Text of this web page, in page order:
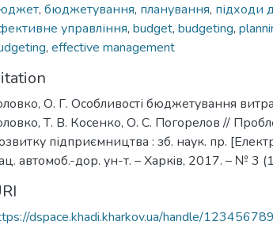
, бюджетування, планування, підходи
управління, budget, budgeting,
, effective management
О. Г. Особливості бюджетування
Т. В. Косенко, О. С. Погорелов //
підприємництва : зб. наук. пр.
автомоб.-дор. ун-т. – Харкiв, 2017. – № 3
dspace.khadi.kharkov.ua/handle/